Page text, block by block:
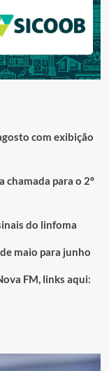
com exibição
para o 2º
do linfoma
maio para junho
FM, links aqui: